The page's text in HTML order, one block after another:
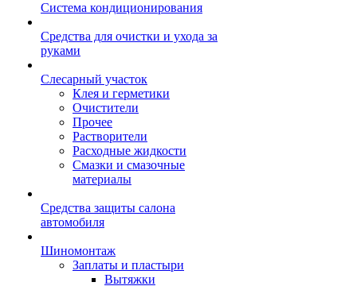
Система кондиционирования
Средства для очистки и ухода за
руками
Слесарный участок
Клея и герметики
Очистители
Прочее
Растворители
Расходные жидкости
Смазки и смазочные
материалы
Средства защиты салона
автомобиля
Шиномонтаж
Заплаты и пластыри
Вытяжки